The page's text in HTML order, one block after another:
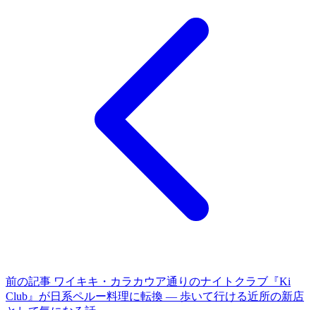
前の記事 ワイキキ・カラカウア通りのナイトクラブ『Ki
Club』が日系ペルー料理に転換 ― 歩いて行ける近所の新店